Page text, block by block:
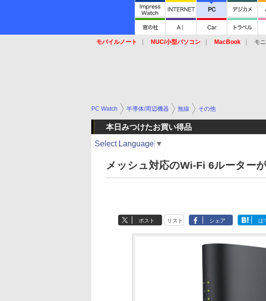
モバイルノート NUC/小型パソコン MacBook モ
PC Watch 半導体/周辺機器 無線 その他
本日みつけたお買い得品
Select Language ▼
メッシュ対応のWi-Fi 6ルーター
ポスト リスト シェア は